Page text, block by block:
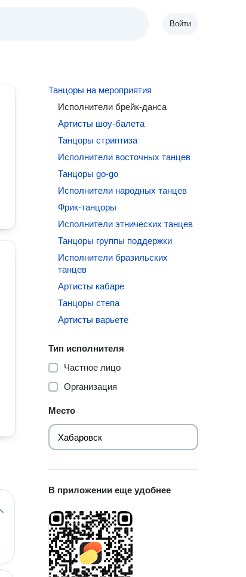
Войти
Танцоры на мероприятия
Исполнители брейк-данса
Артисты шоу-балета
Танцоры стриптиза
Исполнители восточных танцев
Танцоры go-go
Исполнители народных танцев
Фрик-танцоры
Исполнители этнических танцев
Танцоры группы поддержки
Исполнители бразильских
танцев
Артисты кабаре
Танцоры степа
Артисты варьете
Тип исполнителя
Частное лицо
Организация
Место
В приложении еще удобнее